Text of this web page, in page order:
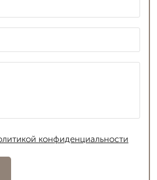
конфиденциальности